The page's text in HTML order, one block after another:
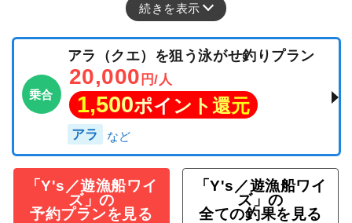
続きを表示
乗合
アラ（クエ）を狙う泳がせ釣りプラン
20,000 円/人
1,500ポイント還元
アラ
「Y's／遊漁船ワイ
ズ」の
予約プランを見る
「Y's／遊漁船ワイ
ズ」の
全ての釣果を見る